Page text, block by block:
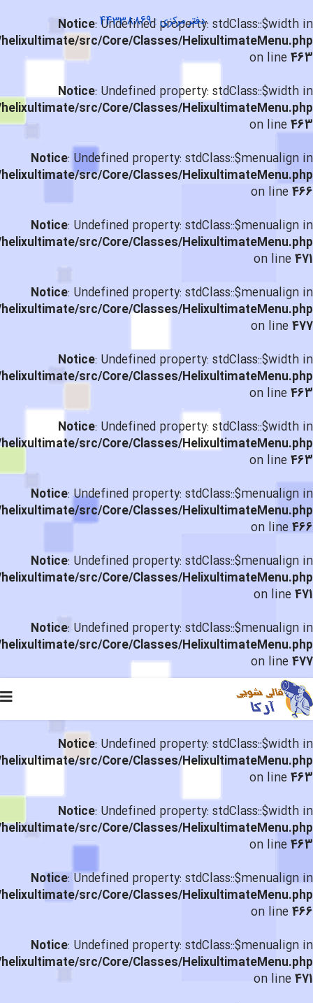
Notice: Undefined property: stdClass::$width in
src/Core/Classes/HelixultimateMenu.php
on line463
Notice: Undefined property: stdClass::$width in
src/Core/Classes/HelixultimateMenu.php
on line463
Notice: Undefined property: stdClass::$menualign in
src/Core/Classes/HelixultimateMenu.php
on line466
Notice: Undefined property: stdClass::$menualign in
src/Core/Classes/HelixultimateMenu.php
on line471
Notice: Undefined property: stdClass::$menualign in
src/Core/Classes/HelixultimateMenu.php
on line477
Notice: Undefined property: stdClass::$width in
src/Core/Classes/HelixultimateMenu.php
on line463
Notice: Undefined property: stdClass::$width in
src/Core/Classes/HelixultimateMenu.php
on line463
Notice: Undefined property: stdClass::$menualign in
src/Core/Classes/HelixultimateMenu.php
on line466
Notice: Undefined property: stdClass::$menualign in
src/Core/Classes/HelixultimateMenu.php
on line471
Notice: Undefined property: stdClass::$menualign in
src/Core/Classes/HelixultimateMenu.php
on line477
Notice: Undefined property: stdClass::$width in
src/Core/Classes/HelixultimateMenu.php
on line463
Notice: Undefined property: stdClass::$width in
src/Core/Classes/HelixultimateMenu.php
on line463
Notice: Undefined property: stdClass::$menualign in
src/Core/Classes/HelixultimateMenu.php
on line466
Notice: Undefined property: stdClass::$menualign in
src/Core/Classes/HelixultimateMenu.php
on line471
دفتر مرکزی : 44338869